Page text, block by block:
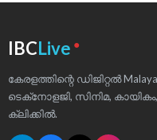
IBCLive ●
കേരളത്തിന്റെ ഡിജിറ്റൽ
ടെക്‌നോളജി, സിനിമ,
ക്ലിക്കിൽ.